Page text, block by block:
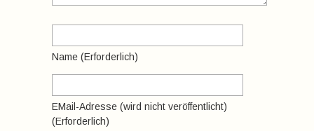
Name (erforderlich)
EMail-Adresse (wird nicht veröffentlicht)
(erforderlich)